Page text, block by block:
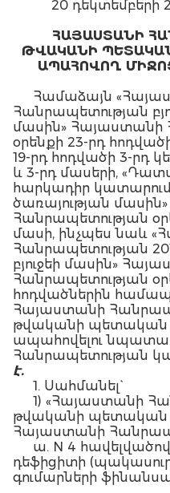
20 դեկտեմբերի
ՀԱՅԱՍՏԱՆԻ
ԹՎԱԿԱՆԻ
ԱՊԱՀՈՎՈՂ
Համաձայն
Հանրապետության
մասին» Հայաստանի
օրենքի 23-րդ
19-րդ հոդվածի 3-րդ
և 3-րդ մասերի,
հարկադիր
ծառայության
Հանրապետության
մասի, ինչպես նաև
Հանրապետության
բյուջեի մասին»
Հանրապետության
հոդվածներին
Հայաստանի
թվականի պետական
ապահովելու
Հանրապետության
է.
1. Սահմանել`
1) «Հայաստանի
թվականի պետական
Հայաստանի
ա. N 4
դեֆիցիտի
գումարների